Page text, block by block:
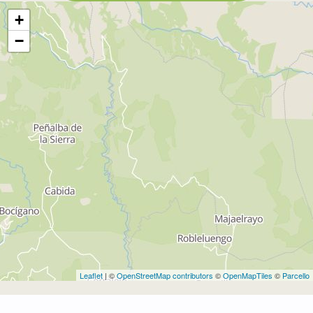
+
−
Leaflet | ©OpenStreetMap contributors ©OpenMapTiles © Parcello